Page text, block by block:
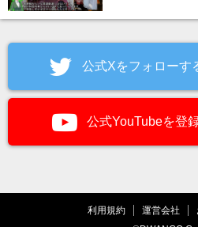
公式Xをフォローす
公式YouTubeを登
利用規約 運営会社